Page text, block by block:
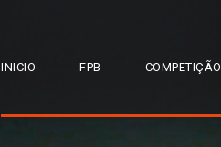
INICIO FPB COMPETIÇÃO